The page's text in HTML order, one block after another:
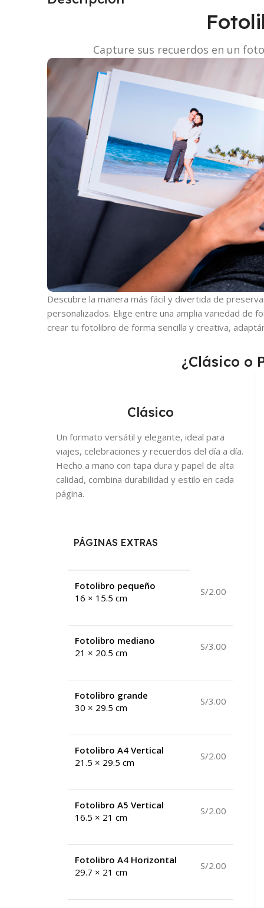
Capture sus recuerdos en un
Descubre la manera más fácil y divertida de
personalizados. Elige entre una amplia variedad de
crear tu fotolibro de forma sencilla y creativa,
¿Clásico o
Clásico
Un formato versátil y elegante, ideal para
viajes, celebraciones y recuerdos del día a día.
Hecho a mano con tapa dura y papel de alta
calidad, combina durabilidad y estilo en cada
página.
PÁGINAS EXTRAS
Fotolibro pequeño
16 × 15.5 cm
S/2.00
Fotolibro mediano
21 × 20.5 cm
S/3.00
Fotolibro grande
30 × 29.5 cm
S/3.00
Fotolibro A4 Vertical
21.5 × 29.5 cm
S/2.00
Fotolibro A5 Vertical
16.5 × 21 cm
S/2.00
Fotolibro A4 Horizontal
29.7 × 21 cm
S/2.00